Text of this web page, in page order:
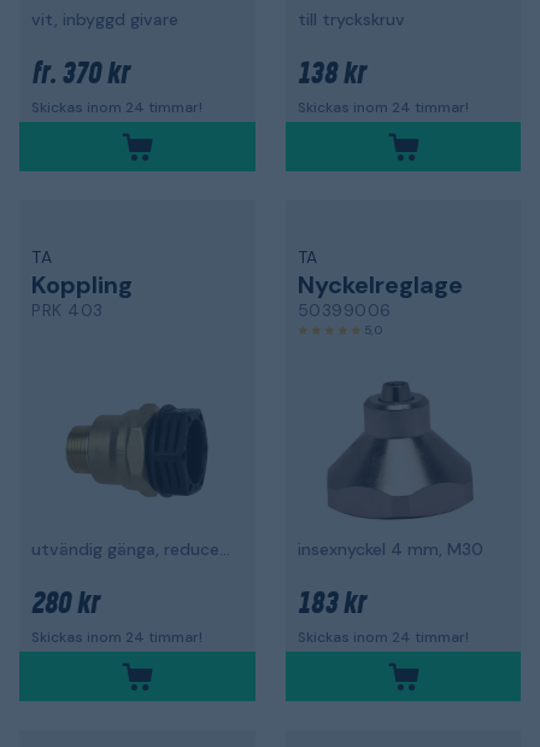
vit, inbyggd givare
fr. 370 kr
Skickas inom 24 timmar!
till tryckskruv
138 kr
Skickas inom 24 timmar!
TA
Koppling
PRK 403
utvändig gänga, reducerad
280 kr
Skickas inom 24 timmar!
TA
Nyckelreglage
50399006
5,0
insexnyckel 4 mm, M30
183 kr
Skickas inom 24 timmar!